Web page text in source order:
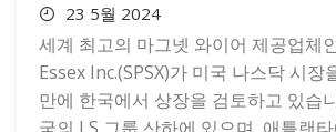
23 5월 2024
세계 최고의 마그넷 와이어 제공업체
Essex Inc.(SPSX)가 미국 나스닥 시장
만에 한국에서 상장을 검토하고 있습